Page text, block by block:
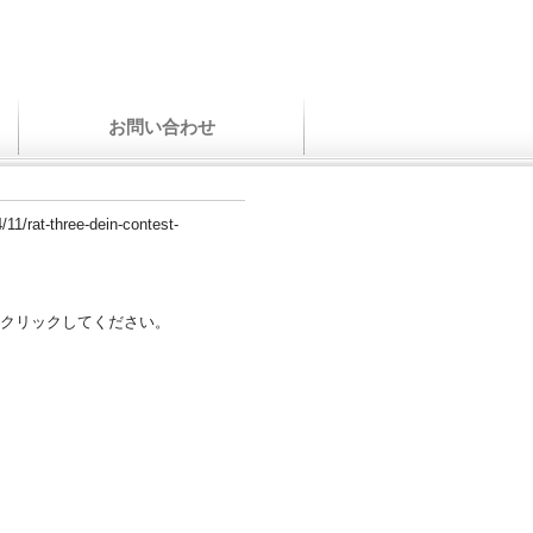
お問い合わせ
rat-three-dein-contest-
リックしてください。